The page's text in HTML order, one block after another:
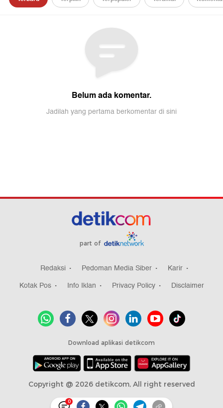
0
part of
Redaksi Pedoman Media Siber
Karir
Kotak Pos
Info Iklan Privacy Policy Disclaimer
Download aplikasi detikcom
Copyright @ 2026 detikcom, All right reserved